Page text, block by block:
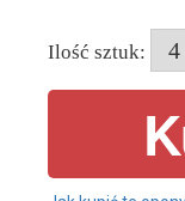
Ilość sztuk: